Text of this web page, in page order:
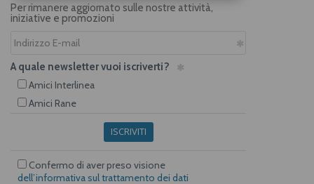
Per rimanere aggiornato sulle nostre attività,
iniziative e promozioni
A quale newsletter vuoi iscriverti?
Amici Interlinea
Amici Rane
ISCRIVITI
Confermo di aver preso visione
dell’informativa sul trattamento dei dati